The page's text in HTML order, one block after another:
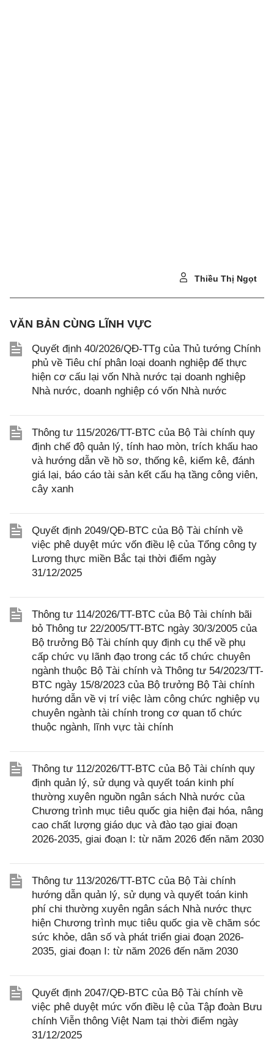
Thiều Thị Ngọt
VĂN BẢN CÙNG LĨNH VỰC
Quyết định 40/2026/QĐ-TTg của Thủ tướng Chính
phủ về Tiêu chí phân loại doanh nghiệp để thực
hiện cơ cấu lại vốn Nhà nước tại doanh nghiệp
Nhà nước, doanh nghiệp có vốn Nhà nước
Thông tư 115/2026/TT-BTC của Bộ Tài chính quy
định chế độ quản lý, tính hao mòn, trích khấu hao
và hướng dẫn về hồ sơ, thống kê, kiểm kê, đánh
giá lại, báo cáo tài sản kết cấu hạ tầng công viên,
cây xanh
Quyết định 2049/QĐ-BTC của Bộ Tài chính về
việc phê duyệt mức vốn điều lệ của Tổng công ty
Lương thực miền Bắc tại thời điểm ngày
31/12/2025
Thông tư 114/2026/TT-BTC của Bộ Tài chính bãi
bỏ Thông tư 22/2005/TT-BTC ngày 30/3/2005 của
Bộ trưởng Bộ Tài chính quy định cụ thể về phụ
cấp chức vụ lãnh đạo trong các tổ chức chuyên
ngành thuộc Bộ Tài chính và Thông tư 54/2023/TT-
BTC ngày 15/8/2023 của Bộ trưởng Bộ Tài chính
hướng dẫn về vị trí việc làm công chức nghiệp vụ
chuyên ngành tài chính trong cơ quan tổ chức
thuộc ngành, lĩnh vực tài chính
Thông tư 112/2026/TT-BTC của Bộ Tài chính quy
định quản lý, sử dụng và quyết toán kinh phí
thường xuyên nguồn ngân sách Nhà nước của
Chương trình mục tiêu quốc gia hiện đại hóa, nâng
cao chất lượng giáo dục và đào tạo giai đoạn
2026-2035, giai đoạn I: từ năm 2026 đến năm 2030
Thông tư 113/2026/TT-BTC của Bộ Tài chính
hướng dẫn quản lý, sử dụng và quyết toán kinh
phí chi thường xuyên ngân sách Nhà nước thực
hiện Chương trình mục tiêu quốc gia về chăm sóc
sức khỏe, dân số và phát triển giai đoạn 2026-
2035, giai đoạn I: từ năm 2026 đến năm 2030
Quyết định 2047/QĐ-BTC của Bộ Tài chính về
việc phê duyệt mức vốn điều lệ của Tập đoàn Bưu
chính Viễn thông Việt Nam tại thời điểm ngày
31/12/2025